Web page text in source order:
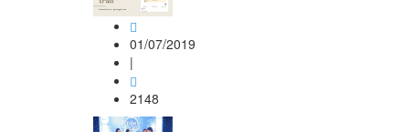
01/07/2019
|
2148